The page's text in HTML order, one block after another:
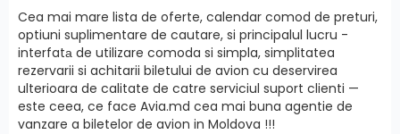
Cea mai mare lista de oferte, calendar comod de preturi,
optiuni suplimentare de cautare, si principalul lucru -
interfatа de utilizare comoda si simpla, simplitatea
rezervarii si achitarii biletului de avion cu deservirea
ulterioara de calitate de catre serviciul suport clienti —
este ceea, ce face Avia.md cea mai buna agentie de
vanzare a biletelor de avion in Moldova !!!